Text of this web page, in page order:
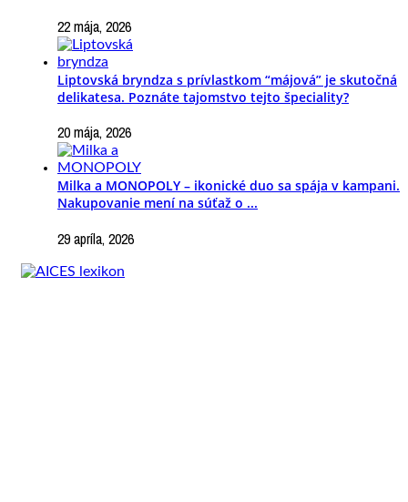
22 mája, 2026
Liptovská bryndza s prívlastkom “májová” je skutočná
delikatesa. Poznáte tajomstvo tejto špeciality?
20 mája, 2026
Milka a MONOPOLY – ikonické duo sa spája v kampani.
Nakupovanie mení na súťaž o ...
29 apríla, 2026